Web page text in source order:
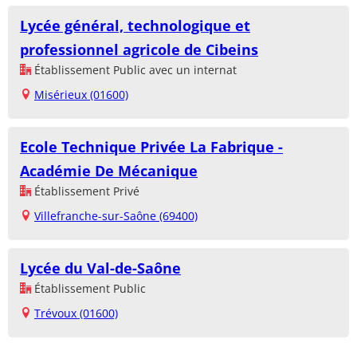
Lycée général, technologique et
professionnel agricole de Cibeins
Établissement Public avec un internat
Misérieux (01600)
Ecole Technique Privée La Fabrique -
Académie De Mécanique
Établissement Privé
Villefranche-sur-Saône (69400)
Lycée du Val-de-Saône
Établissement Public
Trévoux (01600)